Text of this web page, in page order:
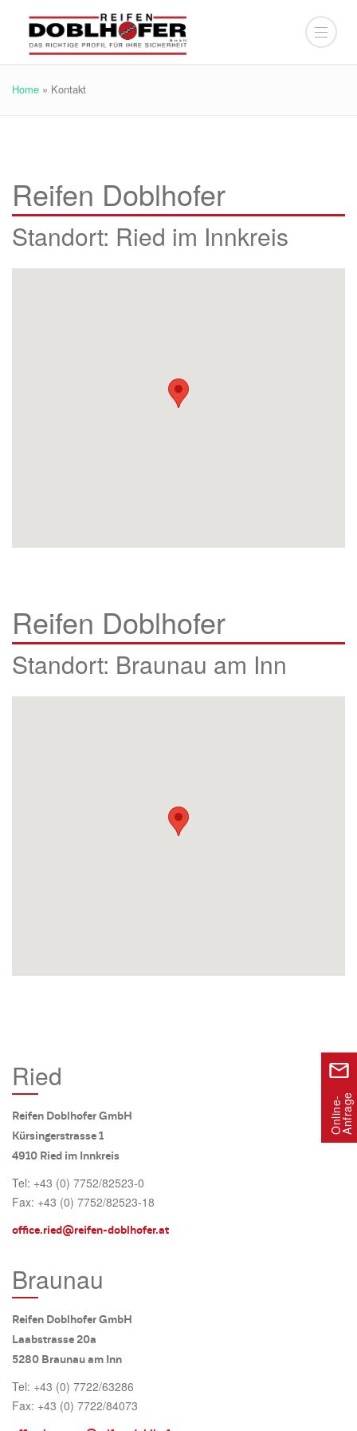
Home » Kontakt
Reifen Doblhofer
Standort: Ried im Innkreis
Reifen Doblhofer
Standort: Braunau am Inn
Ried
Reifen Doblhofer GmbH
Kürsingerstrasse 1
4910 Ried im Innkreis
Tel: +43 (0) 7752/82523-0
Fax: +43 (0) 7752/82523-18
office.ried@reifen-doblhofer.at
Braunau
Reifen Doblhofer GmbH
Laabstrasse 20a
5280 Braunau am Inn
Tel: +43 (0) 7722/63286
Fax: +43 (0) 7722/84073
O
n
l
i
n
e
-
A
n
f
r
a
ge